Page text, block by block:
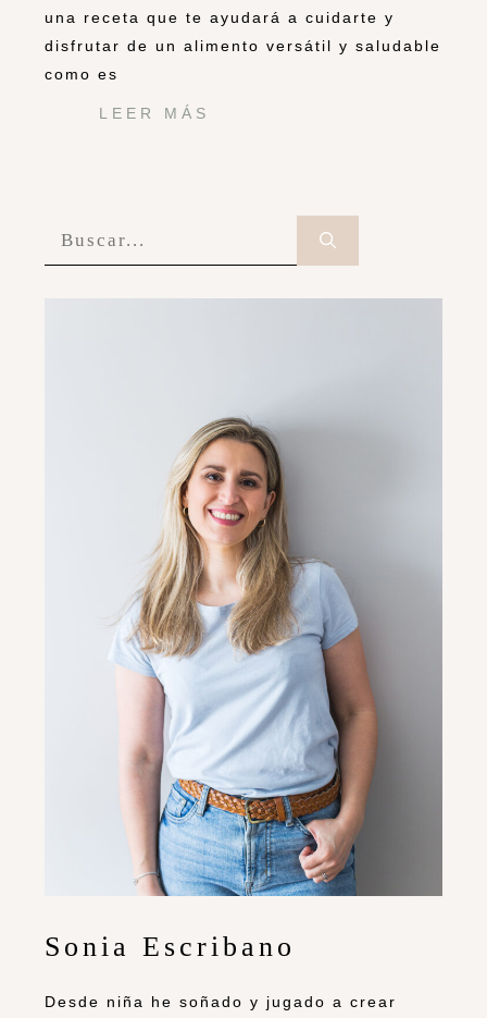
una receta que te ayudará a cuidarte y
disfrutar de un alimento versátil y saludable
como es
LEER MÁS
Sonia Escribano
Desde niña he soñado y jugado a crear